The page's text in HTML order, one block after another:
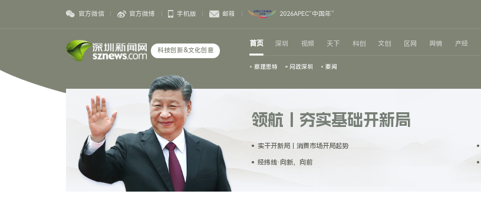
官方微信 官方微博 手机版 邮箱 2026APEC“中国年”
科技创新&文化创意
首页
察理思特 问政深圳 要闻
深圳 视频 天下 科创 文创 区网 舆情 产经
领航丨夯实基础开新局
实干开新局｜消费市场开局起势
经纬线·向新，向前